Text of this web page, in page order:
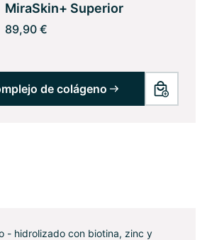
MiraSkin+ Superior
89,90 €
de colágeno
- hidrolizado con biotina, zinc y